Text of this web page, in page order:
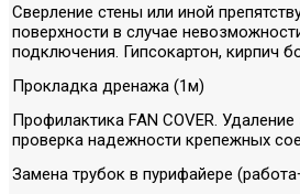
Сверление стены или иной
поверхности в случае
подключения. Гипсокартон, кирпич
Прокладка дренажа (1м)
Профилактика FAN COVER. Удаление
проверка надежности крепежных
Замена трубок в пурифайере